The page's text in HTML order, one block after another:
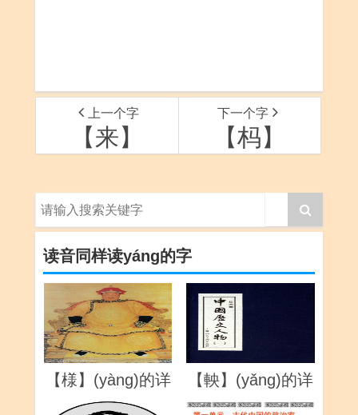
上一个字
【来】
下一个字
【杩】
读音同样读yáng的字
【様】(yàng)的详
解
【軮】(yǎng)的详
解